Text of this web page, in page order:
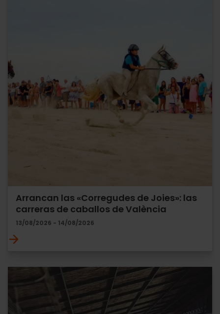
Arrancan las «Corregudes de Joies»: las
carreras de caballos de València
13/08/2026 - 14/08/2026